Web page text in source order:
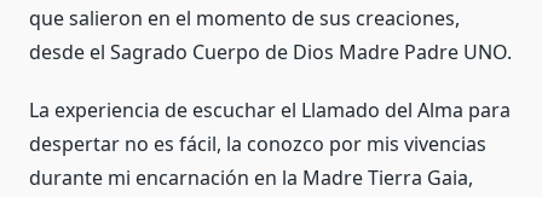
que salieron en el momento de sus creaciones,
desde el Sagrado Cuerpo de Dios Madre Padre UNO.
La experiencia de escuchar el Llamado del Alma para
despertar no es fácil, la conozco por mis vivencias
durante mi encarnación en la Madre Tierra Gaia,